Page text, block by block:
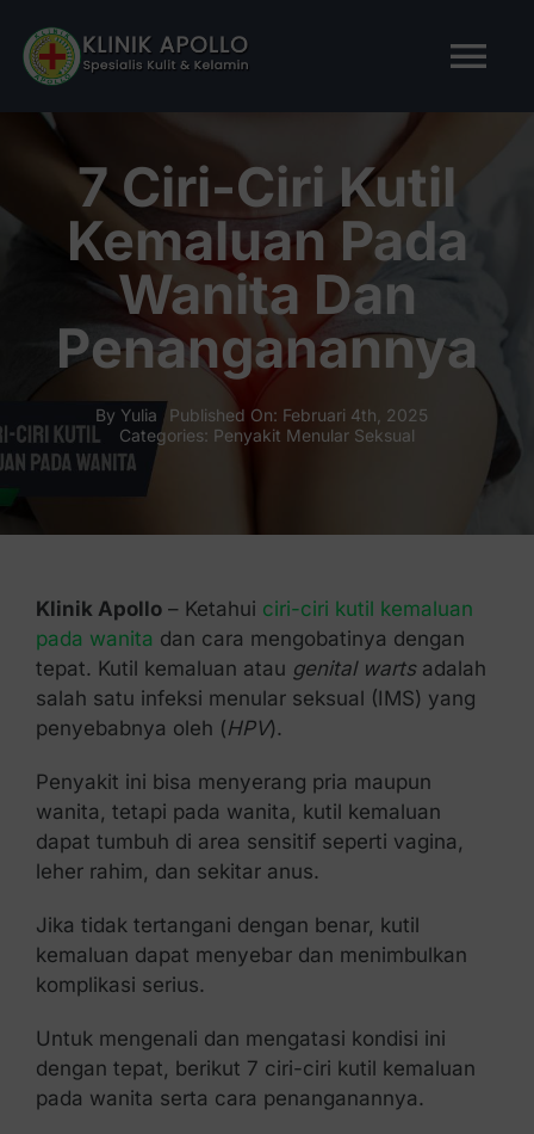
content
TENTANG KAMI
LAYANAN KAMI
Tanya Apollo
7 Ciri-Ciri Kutil
Kemaluan Pada
Wanita Dan
Penanganannya
By Yulia
Published On: Februari 4th, 2025
Categories: Penyakit Menular Seksual
Klinik Apollo– Ketahui ciri-ciri kutil kemaluan
pada wanita dan cara mengobatinya dengan
tepat. Kutil kemaluan atau genital wartsadalah
salah satu infeksi menular seksual (IMS) yang
penyebabnya oleh (HPV).
Penyakit ini bisa menyerang pria maupun
wanita, tetapi pada wanita, kutil kemaluan
dapat tumbuh di area sensitif seperti vagina,
leher rahim, dan sekitar anus.
Jika tidak tertangani dengan benar, kutil
kemaluan dapat menyebar dan menimbulkan
komplikasi serius.
Untuk mengenali dan mengatasi kondisi ini
dengan tepat, berikut 7 ciri-ciri kutil kemaluan
pada wanita serta cara penanganannya.